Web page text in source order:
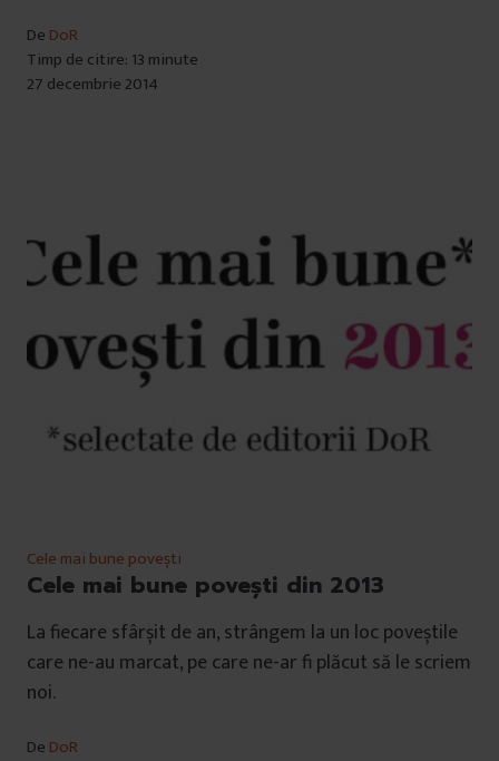
De DoR
Timp de citire: 13 minute
27 decembrie 2014
Cele mai bune povești
Cele mai bune povești din 2013
La fiecare sfârșit de an, strângem la un loc poveștile
care ne-au marcat, pe care ne-ar fi plăcut să le scriem
noi.
De DoR